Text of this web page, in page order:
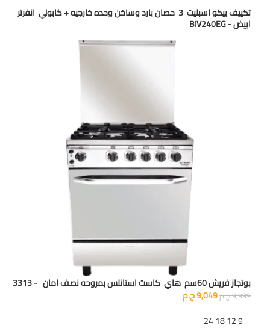
تكييف بيكو اسبليت 3 حصان بارد وساخن وحده خارجيه + كابولي انفرتر
ابيض - BIV240EG
بوتجاز فريش 60سم هاي كاست استانلس بمروحه نصف امان - 3313
9,999ج.م9,049ج.م
9
12
18
24